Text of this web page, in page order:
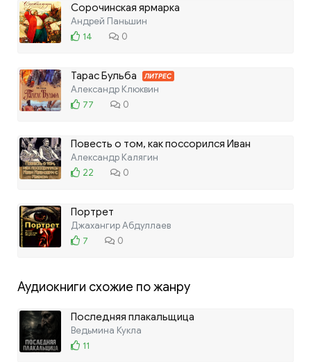
Сорочинская ярмарка
Андрей Паньшин
14
0
Тарас Бульба ЛИТРЕС
Александр Клюквин
77
0
Повесть о том, как поссорился Иван
Иванович с Иваном Никифоровичем
Александр Калягин
22
0
Портрет
Джахангир Абдуллаев
7
0
Аудиокниги схожие по жанру
Последняя плакальщица
Ведьмина Кукла
11